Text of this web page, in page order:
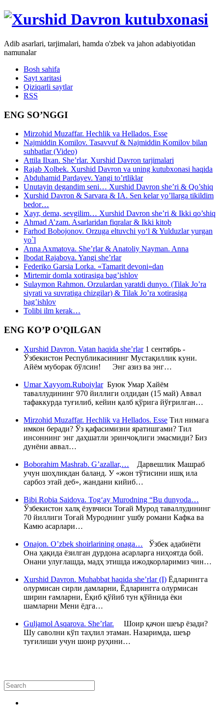
Adib asarlari, tarjimalari, hamda o'zbek va jahon adabiyotidan
namunalar
Bosh sahifa
Sayt xaritasi
Qiziqarli saytlar
RSS
ENG SO’NGGI
Mirzohid Muzaffar. Hechlik va Hellados. Esse
Najmiddin Komilov. Tasavvuf & Najmiddin Komilov bilan
suhbatlar (Video)
Attila Ilxan. She’rlar. Xurshid Davron tarjimalari
Rajab Xolbek. Xurshid Davron va uning kutubxonasi haqida
Abduhamid Pardayev. Yangi to’rtliklar
Unutayin degandim seni… Xurshid Davron she’ri & Qo’shiq
Xurshid Davron & Sarvara & IA. Sen kelar yo’llarga tikildim
bedor…
Xayr, dema, sevgilim… Xurshid Davron she’ri & Ikki qo’shiq
Ahmad A’zam. Asarlaridan fiqralar & Ikki kitob
Farhod Bobojonov. Orzuga eltuvchi yo‘l & Yulduzlar yurgan
yo`l
Anna Axmatova. She’rlar & Anatoliy Nayman. Anna
Ibodat Rajabova. Yangi she’rlar
Federiko Garsia Lorka. «Tamarit devoni»dan
Mirtemir domla xotirasiga bag’ishlov
Sulaymon Rahmon. Orzulardan yaratdi dunyo. (Tilak Jo’ra
siyrati va suvratiga chizgilar) & Tilak Jo’ra xotirasiga
bag’ishlov
Tolibi ilm kerak…
ENG KO’P O’QILGAN
Xurshid Davron. Vatan haqida she’rlar1 сентябрь -
Ўзбекистон Республикасининг Мустақиллик куни.
Айём муборак бўлсин! Энг азиз ва энг…
Umar Xayyom.RuboiylarБуюк Умар Хайём
таваллудининг 970 йиллиги олдидан (15 май) Аввал
тафаккурда туғилиб, кейин қалб қўрига йўғрилган…
Mirzohid Muzaffar. Hechlik va Hellados. Esse Тил нимага
имкон беради? Ўз қафасимизни яратишгами? Тил
инсоннинг энг даҳшатли эринчоқлиги эмасмиди? Биз
дунёни аввал…
Boborahim Mashrab. G’azallar,… Дарвешлик Машраб
учун шоҳликдан баланд. У «жон тўтисини ишқ ила
сарбоз этай деб», жандани кийиб…
Bibi Robia Saidova. Tog‘ay Murodning “Bu dunyoda…
Ўзбекистон халқ ёзувчиси Тоғай Мурод таваллудининг
70 йиллиги Тоғай Муроднинг ушбу романи Кафка ва
Камю асарлари…
Onajon. O’zbek shoirlarining onaga… Ўзбек адабиёти
Она ҳақида ёзилган дурдона асарларга ниҳоятда бой.
Онани улуғлашда, мадҳ этишда ижодкорларимиз чин…
Xurshid Davron. Muhabbat haqida she’rlar (I) Ёдларингга
олурмисан сирли дамларни, Ёдларингга олурмисан
ширин ғамларни, Ёқиб қўйиб тун қўйнида ёки
шамларни Мени ёдга…
Guljamol Asqarova. She’rlar. Шоир қачон шеър ёзади?
Шу саволни кўп таҳлил этаман. Назаримда, шеър
туғилиши учун шоир руҳини…